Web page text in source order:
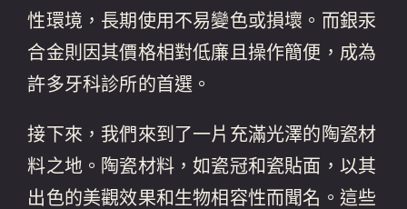
性環境，長期使用不易變色或損壞。而銀汞
合金則因其價格相對低廉且操作簡便，成為
許多牙科診所的首選。
接下來，我們來到了一片充滿光澤的陶瓷材
料之地。陶瓷材料，如瓷冠和瓷貼面，以其
出色的美觀效果和生物相容性而聞名。這些